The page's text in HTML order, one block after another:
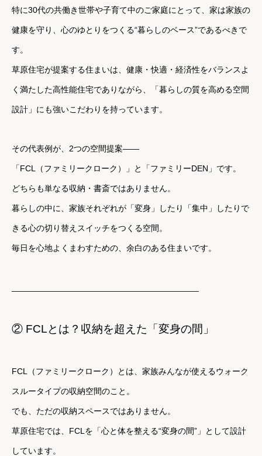
特に30代の共働き世帯や子育て中のご家庭にとって、家は家族の
健康を守り、心のゆとりをつくる“暮らしのベース”であるべきで
す。
草原住宅が提案する住まいは、健康・快適・経済性をバランスよ
く満たした高性能住宅でありながら、 「暮らしの質を高める空間
設計」にも強いこだわりを持っています。
その代表例が、2つの空間提案——
「FCL（ファミリークローク）」と「ファミリーDEN」です。
どちらも単なる収納・書斎ではありません。
暮らしの中に、家族それぞれが「変身」したり「集中」したりで
きる心の切り替えスイッチをつくる空間。
毎日を心地よくまわすための、余白のある住まいです。
② FCLとは？収納を超えた「変身の間」
FCL（ファミリークローク）とは、家族みんなが使えるウォーク
スルータイプの収納空間のこと。
でも、ただの収納スペースではありません。
草原住宅では、FCLを「心と体を整える“変身の間”」として設計
しています。